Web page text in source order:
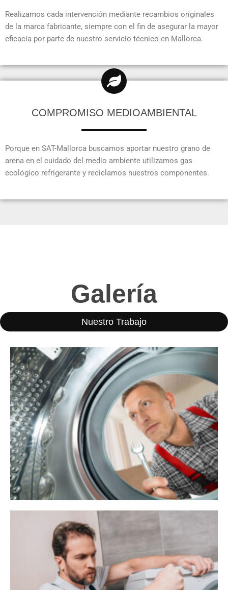
Realizamos cada intervención mediante recambios originales
de la marca fabricante, siempre con el fin de asegurar la mayor
eficacia por parte de nuestro servicio técnico en Mallorca.
COMPROMISO MEDIOAMBIENTAL
Porque en SAT-Mallorca buscamos aportar nuestro grano de
arena en el cuidado del medio ambiente utilizamos gas
ecológico refrigerante y reciclamos nuestros componentes.
Galería
Nuestro Trabajo